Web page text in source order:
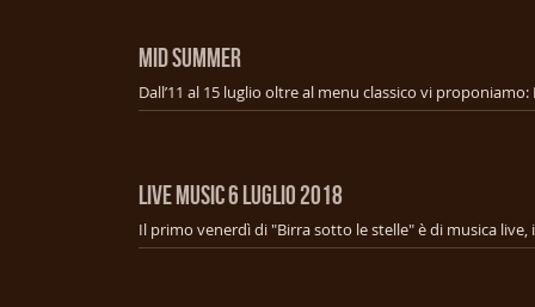
MID SUMMER
LIVE MUSIC 6 Luglio 2018